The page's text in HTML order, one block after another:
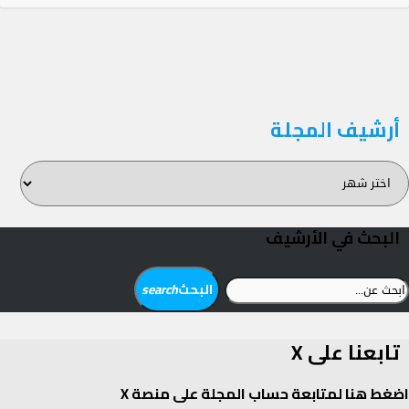
أرشيف المجلة
أرشيف
المجلة
البحث في الأرشيف
ابحث
عن:
البحثsearch
تابعنا على X
اضغط هنا لمتابعة حساب المجلة على منصة X